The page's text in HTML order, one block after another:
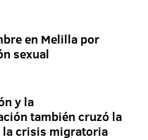
en Melilla por
sexual
y la
también cruzó la
crisis migratoria